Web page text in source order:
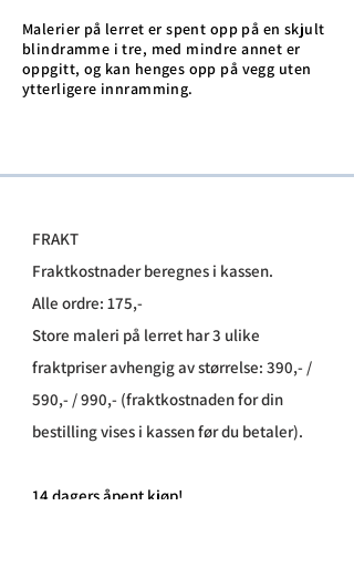
Malerier på lerret er spent opp på en skjult
blindramme i tre, med mindre annet er
oppgitt, og kan henges opp på vegg uten
ytterligere innramming.
FRAKT
Fraktkostnader beregnes i kassen.
Alle ordre: 175,-
Store maleri på lerret har 3 ulike
fraktpriser avhengig av størrelse: 390,- /
590,- / 990,- (fraktkostnaden for din
bestilling vises i kassen før du betaler).
​14 dagers åpent kjøp!